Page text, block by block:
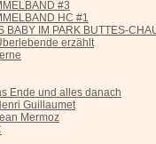
#3
HC #1
BABY IM PARK BUTTES-
erzählt
Ende und alles danach
Guillaumet
Mermoz